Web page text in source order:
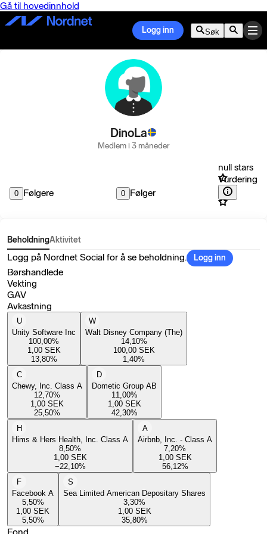
Gå til hovedinnhold
Logg inn Søk
DinoLa
Medlem i 3 måneder
0 Følgere 0 Følger
null stars
Vurdering
BeholdningAktivitet
Logg på Nordnet Social for å se beholdning. Logg inn
Børshandlede
Vekting
GAV
Avkastning
U
Unity Software Inc
100,00%
1,00 SEK
13,80%
W
Walt Disney Company (The)
14,10%
100,00 SEK
1,40%
C
Chewy, Inc. Class A
12,70%
1,00 SEK
25,50%
D
Dometic Group AB
11,00%
1,00 SEK
42,30%
H
Hims & Hers Health, Inc. Class A
8,50%
1,00 SEK
−22,10%
A
Airbnb, Inc. - Class A
7,20%
1,00 SEK
56,12%
F
Facebook A
5,50%
1,00 SEK
5,50%
S
Sea Limited American Depositary Shares
3,30%
1,00 SEK
35,80%